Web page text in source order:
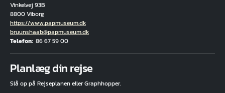
Vinkelvej 93B
8800 Viborg
Hjemmeside
https://www.papmuseum.dk
E-mail
bruunshaab@papmuseum.dk
Telefon 86 67 59 00
Planlæg din rejse
Slå op på Rejseplanen eller Graphhopper.